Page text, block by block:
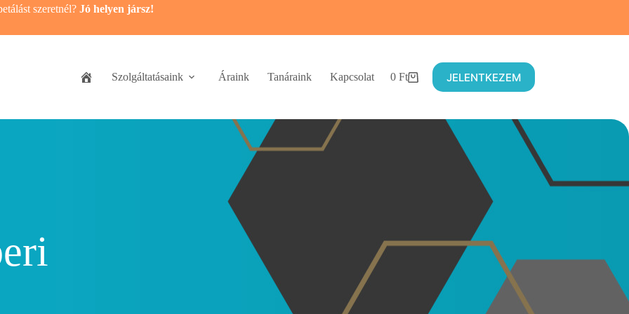
szeretnél? Jó helyen jársz!
Szolgáltatásaink Áraink Tanáraink Kapcsolat
Shopping
0 Ft JELENTKEZEM